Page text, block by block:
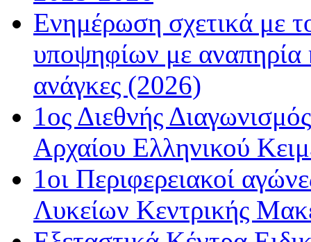
Ενημέρωση σχετικά με
υποψηφίων με αναπηρία
ανάγκες (2026)
1ος Διεθνής
Αρχαίου Ελληνικού
1οι Περιφερειακοί
Λυκείων Κεντρικής